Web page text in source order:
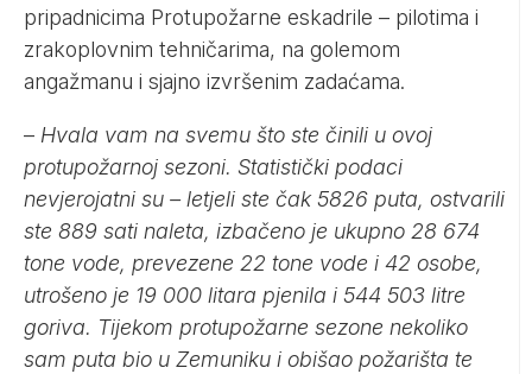
pripadnicima Protupožarne eskadrile – pilotima i
zrakoplovnim tehničarima, na golemom
angažmanu i sjajno izvršenim zadaćama.
– Hvala vam na svemu što ste činili u ovoj
protupožarnoj sezoni. Statistički podaci
nevjerojatni su – letjeli ste čak 5826 puta, ostvarili
ste 889 sati naleta, izbačeno je ukupno 28 674
tone vode, prevezene 22 tone vode i 42 osobe,
utrošeno je 19 000 litara pjenila i 544 503 litre
goriva. Tijekom protupožarne sezone nekoliko
sam puta bio u Zemuniku i obišao požarišta te